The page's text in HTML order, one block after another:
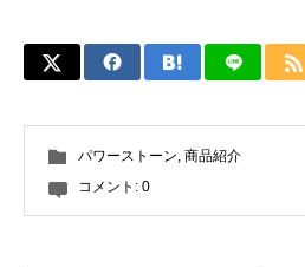
パワーストーン, 商品紹介
コメント: 0